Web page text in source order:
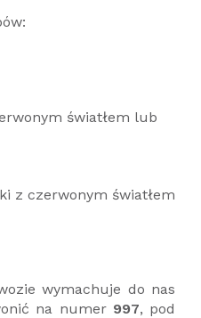
światłem lub
z czerwonym światłem
wymachuje do nas
na numer 997, pod